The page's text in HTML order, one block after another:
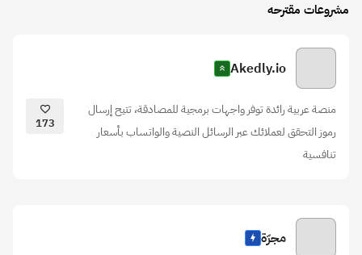
مشروعات مقترحه
Akedly.io
منصة عربية رائدة توفر واجهات برمجية للمصادقة، تتيح إرسال
رموز التحقق لعملائك عبر الرسائل النصية والواتساب بأسعار
تنافسية
173
مجرّة